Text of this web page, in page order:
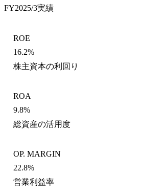
FY2025/3実績
ROE
16.2%
株主資本の利回り
ROA
9.8%
総資産の活用度
OP. MARGIN
22.8%
営業利益率